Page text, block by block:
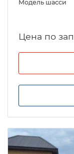
Модель шасси
Цена по